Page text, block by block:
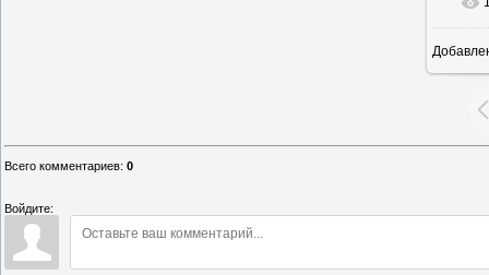
Всего комментариев: 0
Войдите: